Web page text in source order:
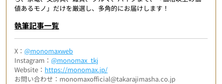
値あるモノ」だけを厳選し、多角的にお届けします！
執筆記事一覧
X：@monomaxweb
Instagram：@monomax_tkj
Website： https://monomax.jp/
お問い合わせ：monomaxofficial@takarajimasha.co.jp